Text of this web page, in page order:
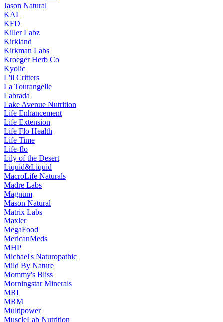
Jason Natural
KAL
KFD
Killer Labz
Kirkland
Kirkman Labs
Kroeger Herb Co
Kyolic
L'il Critters
La Tourangelle
Labrada
Lake Avenue Nutrition
Life Enhancement
Life Extension
Life Flo Health
Life Time
Life-flo
Lily of the Desert
Liquid&Liquid
MacroLife Naturals
Madre Labs
Magnum
Mason Natural
Matrix Labs
Maxler
MegaFood
MericanMeds
MHP
Michael's Naturopathic
Mild By Nature
Mommy's Bliss
Morningstar Minerals
MRI
MRM
Multipower
MuscleLab Nutrition